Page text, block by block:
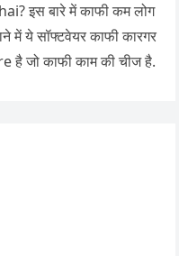
इस बारे में काफी कम लोग
में ये सॉफ्टवेयर काफी कारगर
जो काफी काम की चीज है.